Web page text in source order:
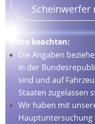
Scheinwerfer
Bitte beachten:
Die Angaben
in der
sind und auf
Staaten zugelassen
Wir haben mit
Hauptuntersuchung